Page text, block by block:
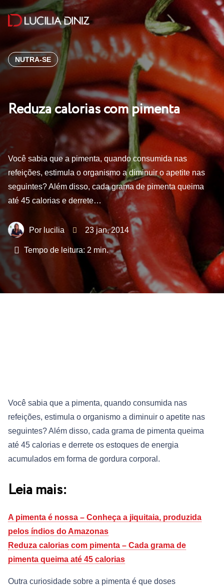
NUTRA-SE
Reduza calorias com pimenta
Você sabia que a pimenta, quando consumida nas
refeições, estimula o organismo a diminuir o apetite nas
seguintes? Além disso, cada grama de pimenta queima
até 45 calorias e derrete…
lucilia 23 jan, 2014
Tempo de leitura: 2 min.
Você sabia que a pimenta, quando consumida nas
refeições, estimula o organismo a diminuir o apetite nas
seguintes? Além disso, cada grama de pimenta queima
até 45 calorias e derrete os estoques de energia
acumulados em forma de gordura corporal.
Leia mais:
A pimenta é nossa – Conheça a jiquitaia, produzida
pelos índios do Amazonas
Reduza calorias com pimenta – Cada grama de
pimenta queima até 45 calorias
Outra curiosidade sobre a pimenta é que doses